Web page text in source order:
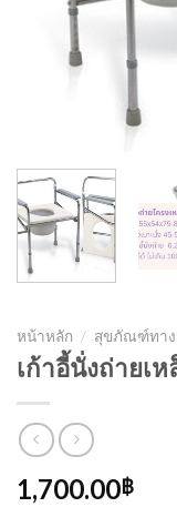
หน้าหลัก / สุขภัณฑ์ทาง
เก้าอี้นั่งถ่ายเ
1,700.00฿